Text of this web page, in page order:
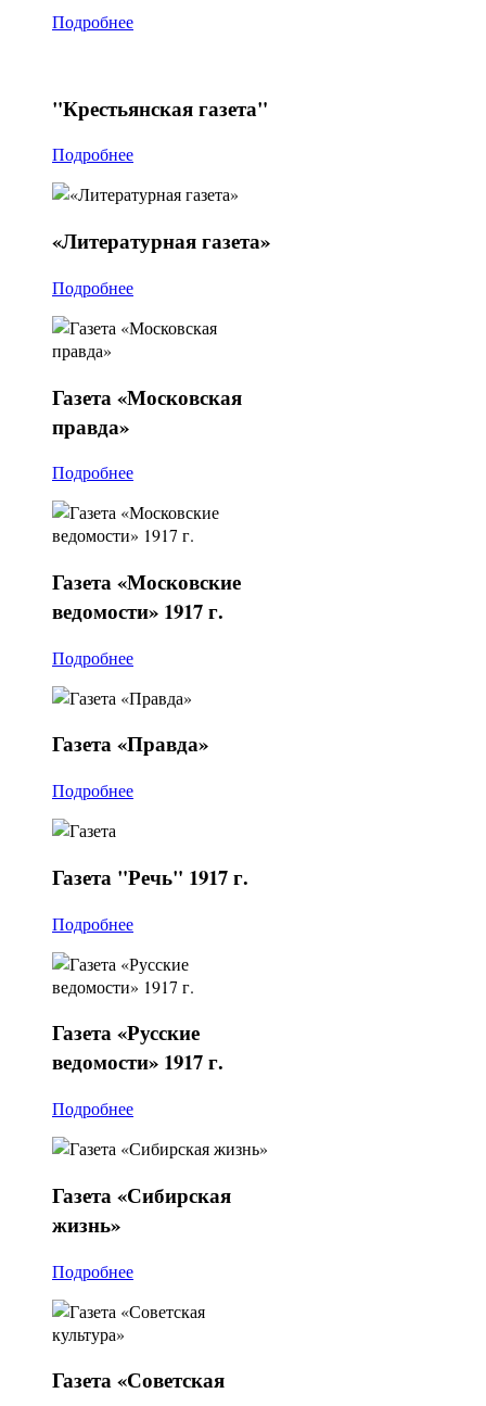
Подробнее
"Крестьянскаягазета"
Подробнее
«Литературнаягазета»
Подробнее
Газета«Московская
правда»
Подробнее
Газета«Московские
ведомости» 1917 г.
Подробнее
Газета«Правда»
Подробнее
Газета "Речь" 1917 г.
Подробнее
Газета«Русские
ведомости» 1917 г.
Подробнее
Газета«Сибирская
жизнь»
Подробнее
Газета«Советская